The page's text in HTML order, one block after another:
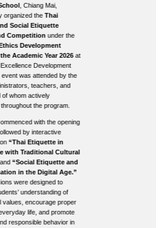
, Chiang Mai,
organized theThai
Social Etiquette
Competition under the
Development
Academic Year 2026at
Development
event was attended by the
teachers, and
of whom actively
the program.
with the opening
by interactive
“Thai Etiquette in
with Traditional Cultural
and “Social Etiquette and
in the Digital Age.”
were designed to
understanding of
values, encourage proper
life, and promote
responsible behavior in